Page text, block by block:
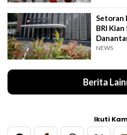
Setoran
BRI
NEWS
Berita
Ikuti